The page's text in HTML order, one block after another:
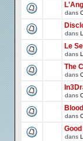
dans
dans
Le
dans
The
dans
dans
dans
dans